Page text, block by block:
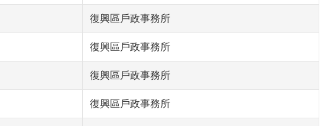
復興區戶政事務所
復興區戶政事務所
復興區戶政事務所
復興區戶政事務所